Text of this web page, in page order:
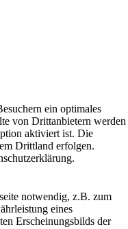
ein optimales
von Drittanbietern werden
aktiviert ist. Die
Drittland erfolgen.
notwendig, z.B. zum
eines
Erscheinungsbilds der